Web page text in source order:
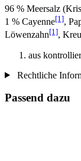
96 % Meersalz
1 % Cayenne[1],
Löwenzahn[1],
aus
Rechtliche
Passend dazu